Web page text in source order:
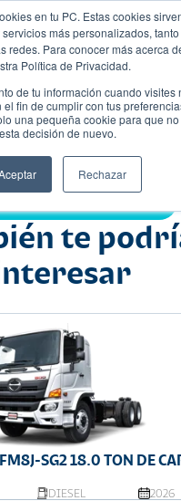
en tu PC. Estas cookies
más personalizados,
redes. Para conocer más acerca
Política de Privacidad.
de tu información cuando visites
fin de cumplir con tus
una pequeña cookie para que no
decisión de nuevo.
Rechazar
te
SG2 18.0 TON DE
DIESEL 2026